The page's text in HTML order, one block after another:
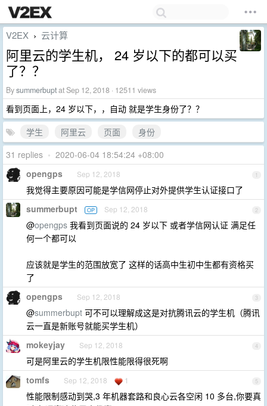
V2EX › 云计算
阿里云的学生机， 24 岁以下的都可以买
了？？
Bysummerbuptat Sep 12, 2018 · 12511 views
看到页面上，24 岁以下，，自动 就是学生身份了？？
学生
阿里云 页面
身份
31 replies • 2020-06-04 18:54:24 +08:00
1
opengps Sep 12, 2018
我觉得主要原因可能是学信网停止对外提供学生认证接口了
2
summerbupt OP Sep 12, 2018
@opengps 我看到页面说的 24 岁以下 或者学信网认证 满足任
何一个都可以
应该就是学生的范围放宽了 这样的话高中生初中生都有资格买
了
3
opengps Sep 12, 2018
@summerbupt 可不可以理解成这是对抗腾讯云的学生机（腾讯
云一直是新账号就能买学生机）
4
mokeyjay Sep 12, 2018
可是阿里云的学生机限性能限得很死啊
5
tomfs Sep 12, 2018 1
性能限制感动到哭,3 年机器套路和良心云各空闲 10 多台,你要真